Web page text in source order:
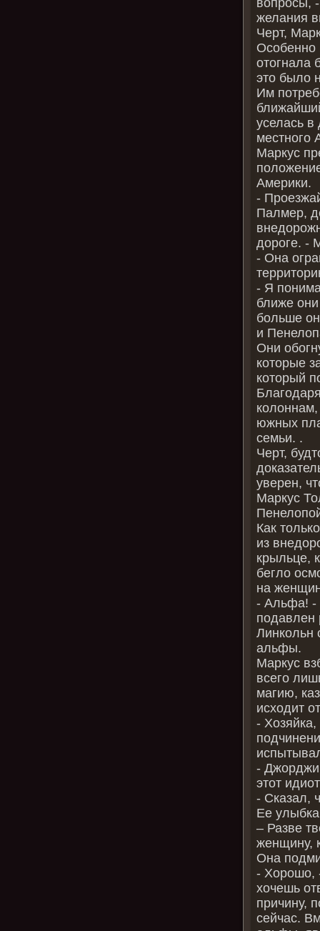
желания
Черт,
Особенно
отогнала
это было
Им
уселась в
местного
Маркус
Америки.
‑
Палмер,
дороге. ‑
‑ Она
‑ Я
ближе
больше
и
Они
которые
который
колоннам,
южных
семьи. .
Черт,
уверен,
Маркус
Как
из
крыльце,
бегло
на
‑ Альфа!
подавлен
Линкольн
альфы.
Маркус
всего
магию,
исходит
‑
‑ Джорджи
этот
‑ Сказал,
Ее
– Разве
женщину,
Она
‑ Хорошо,
хочешь
причину,
сейчас.